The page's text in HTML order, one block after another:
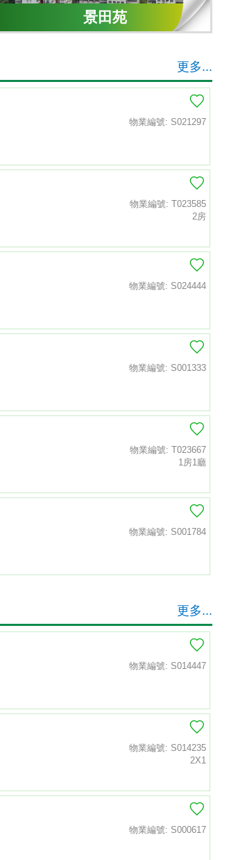
景田苑
更多...
物業編號: S021297
物業編號: T023585
2房
物業編號: S024444
物業編號: S001333
物業編號: T023667
1房1廳
物業編號: S001784
更多...
物業編號: S014447
物業編號: S014235
2X1
物業編號: S000617